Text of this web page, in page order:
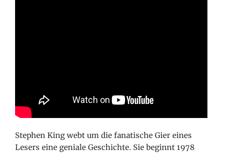
Stephen King webt um die fanatische Gier eines
Lesers eine geniale Geschichte. Sie beginnt 1978